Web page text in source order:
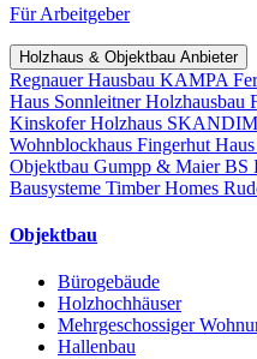
Für Arbeitgeber
Holzhaus & Objektbau Anbieter
Regnauer Hausbau KAMPA
Haus Sonnleitner Holzhausbau
Kinskofer Holzhaus
Wohnblockhaus Fingerhut Haus
Objektbau Gumpp & MaierBS
Bausysteme Timber Homes
Objektbau
Bürogebäude
Holzhochhäuser
Mehrgeschossiger
Hallenbau